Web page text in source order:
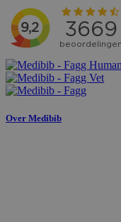
Over Medibib